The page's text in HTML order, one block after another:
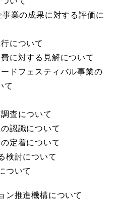
業の成果に対する評価に
について
に対する見解について
ドフェスティバル事業の
て
査について
認識について
定着について
検討について
ついて
推進機構について